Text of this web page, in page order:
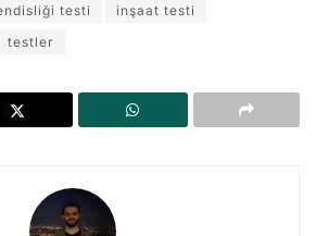
testi
inşaat testi
testler